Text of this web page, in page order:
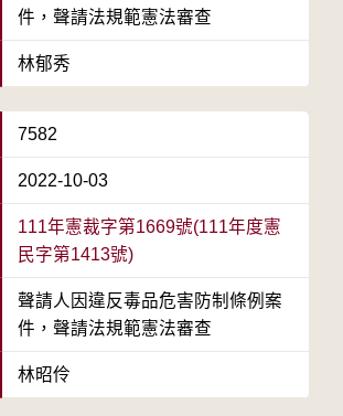
件，聲請法規範憲法審查
林郁秀
7582
2022-10-03
111年憲裁字第1669號(111年度憲
民字第1413號)
聲請人因違反毒品危害防制條例案
件，聲請法規範憲法審查
林昭伶